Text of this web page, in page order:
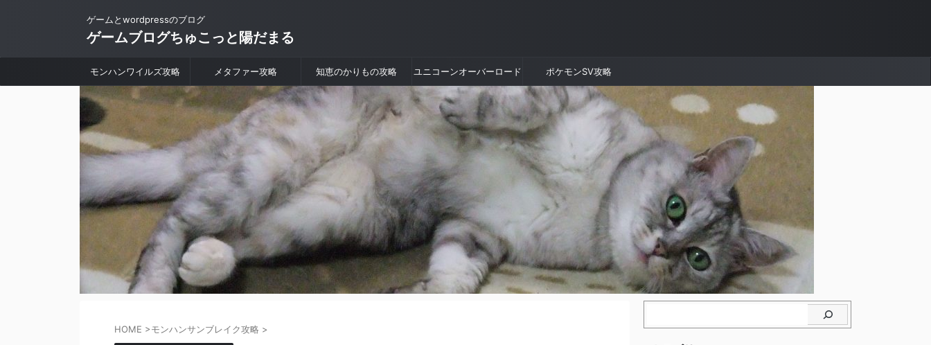
ゲームとwordpressのブログ
ゲームブログちゅこっと陽だまる
モンハンワイルズ攻略 メタファー攻略 知恵のかりもの攻略 ユニコーンオーバーロード ポケモンSV攻略
HOME >モンハンサンブレイク攻略 >